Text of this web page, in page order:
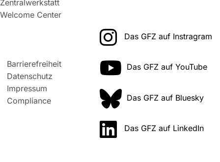
Zentralwerkstatt
Welcome Center
Barrierefreiheit
Datenschutz
Impressum
Compliance
Das GFZ auf Instragram
Das GFZ auf YouTube
Das GFZ auf Bluesky
Das GFZ auf LinkedIn